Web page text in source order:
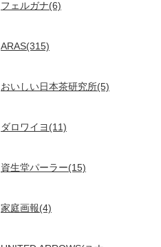
フェルガナ(6)
ARAS(315)
おいしい日本茶研究所(5)
ダロワイヨ(11)
資生堂パーラー(15)
家庭画報(4)